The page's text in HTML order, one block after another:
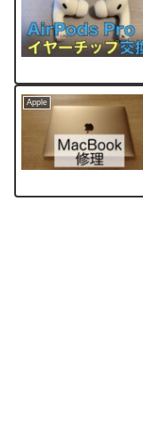
Apple